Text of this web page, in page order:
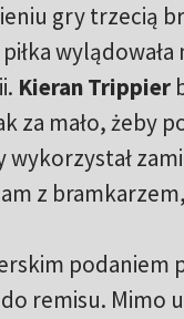
gry trzecią
Kieran Trippier
za mało, żeby
wykorzystał
z
podaniem
remisu. Mimo